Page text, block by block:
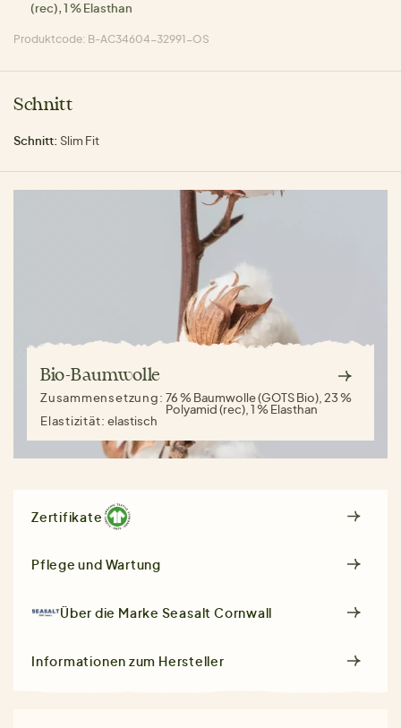
(rec), 1 % Elasthan
Produktcode: B-AC34604-32991-OS
Schnitt
Schnitt: Slim Fit
Bio-Baumwolle
Zusammensetzung:76 % Baumwolle (GOTS Bio), 23 %
Polyamid (rec), 1 % Elasthan
Elastizität:elastisch
Zertifikate
Pflege und Wartung
Über die Marke Seasalt Cornwall
Informationen zum Hersteller